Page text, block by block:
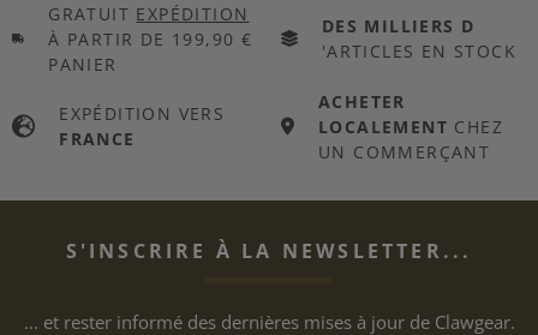
GRATUIT EXPÉDITION
À PARTIR DE 199,90 €
PANIER
DES MILLIERS D
'ARTICLES EN STOCK
EXPÉDITION VERS
FRANCE
ACHETER
LOCALEMENT CHEZ
UN COMMERÇANT
S'INSCRIRE À LA NEWSLETTER...
... et rester informé des dernières mises à jour de Clawgear.